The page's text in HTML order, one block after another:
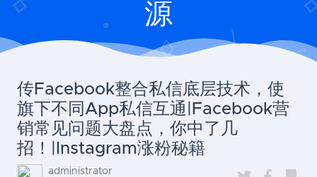
源
传Facebook整合私信底层技术，使
旗下不同App私信互通|Facebook营
销常见问题大盘点，你中了几
招！|Instagram涨粉秘籍
administrator